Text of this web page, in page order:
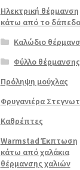
Ηλεκτρική θέρμανση
κάτω από το δάπεδο
Καλώδιο
Φύλλο θέρμανσης
Πρόληψη μούχλας
Φρυγανιέρα
Καθρέπτες
Warmstad Έκπτωση
κάτω από χαλάκια
θέρμανσης χαλιών